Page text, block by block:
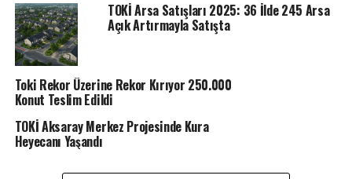
alıcıları, Gayrimenkul Satış Sözleşmesini imzaladıkları
aracı bankalardan konut kredisi kullanabilecek.
ETIKETLER MANSET TOKİ
TOKI INDIRIM
TOKI KAMPANYA
SONRAKI
Bakan Murat Kurum: TOKİ’ye toplu ödeme
yapanlara yüzde 20 indirim
TOKİ Arsa Satışları 2025: 36 İlde 245 Arsa
Açık Artırmayla Satışta
Toki Rekor Üzerine Rekor Kırıyor 250.000
Konut Teslim Edildi
TOKİ Aksaray Merkez Projesinde Kura
Heyecanı Yaşandı